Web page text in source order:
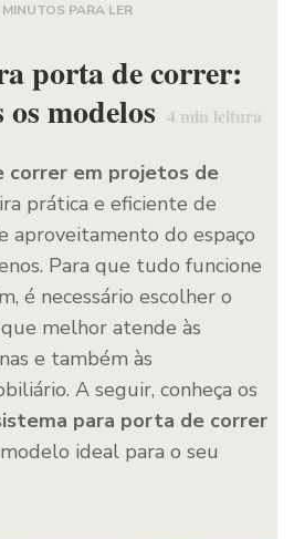
PARA LER
porta de correr:
modelos 4 min leitura
correr em projetos de
prática e eficiente de
aproveitamento do espaço
Para que tudo funcione
é necessário escolher o
que melhor atende às
e também às
A seguir, conheça os
para porta de correr
ideal para o seu